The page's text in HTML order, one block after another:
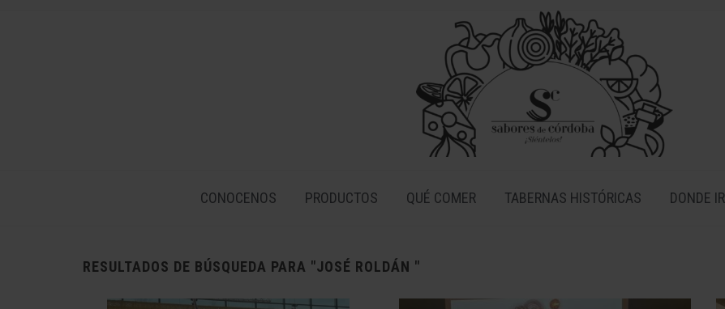
CONOCENOS PRODUCTOS QUÉ COMER TABERNAS HISTÓRICAS DONDE IR
RESULTADOS DE BÚSQUEDA PARA "JOSÉ ROLDÁN "